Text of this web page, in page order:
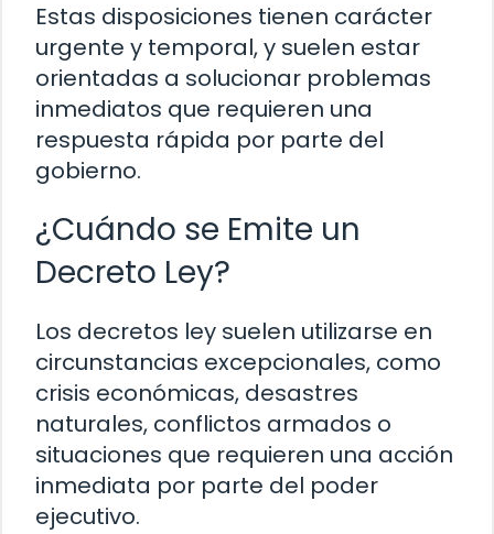
Estas disposiciones tienen carácter
urgente y temporal, y suelen estar
orientadas a solucionar problemas
inmediatos que requieren una
respuesta rápida por parte del
gobierno.
¿Cuándo se Emite un
Decreto Ley?
Los decretos ley suelen utilizarse en
circunstancias excepcionales, como
crisis económicas, desastres
naturales, conflictos armados o
situaciones que requieren una acción
inmediata por parte del poder
ejecutivo.